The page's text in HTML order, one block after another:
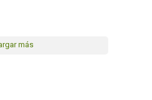
más